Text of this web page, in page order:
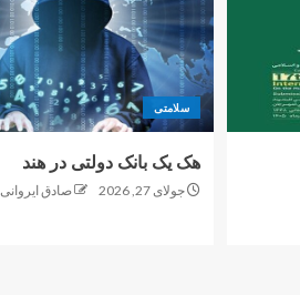
سلامتی
هک یک بانک دولتی در هند
جولای 27, 2026 صادق ایروانی